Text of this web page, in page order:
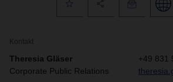
Kontakt
Theresia Gläser
Corporate Public Relations
+49 831